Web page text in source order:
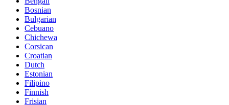
Bosnian
Bulgarian
Cebuano
Chichewa
Corsican
Croatian
Dutch
Estonian
Filipino
Finnish
Frisian